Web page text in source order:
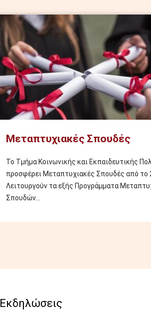
Μεταπτυχιακές Σπουδές
Το Τμήμα Κοινωνικής και Εκπαιδευτικής
προσφέρει Μεταπτυχιακές Σπουδές από το
Λειτουργούν τα εξής Προγράμματα
Σπουδών...
Εκδηλώσεις